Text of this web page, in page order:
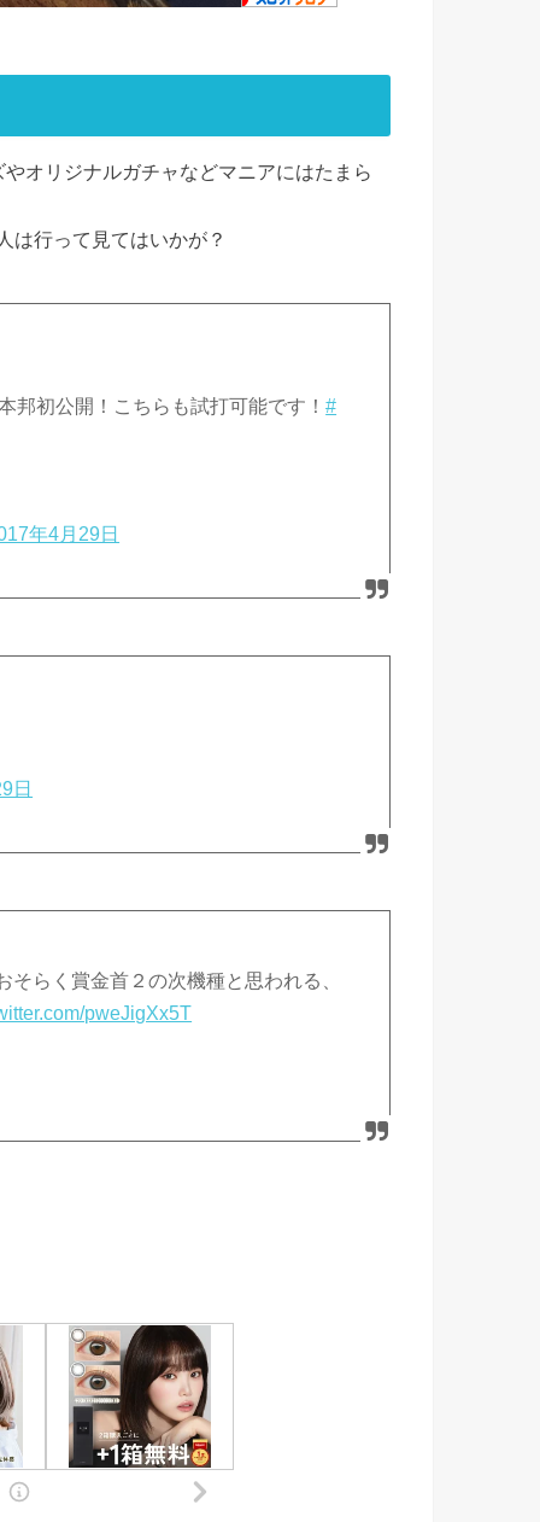
オリジナルガチャなどマニアにはたまら
は行って見てはいかが？
邦初公開！こちらも試打可能です！#
年4月29日
日
らく賞金首２の次機種と思われる、
pweJigXx5T